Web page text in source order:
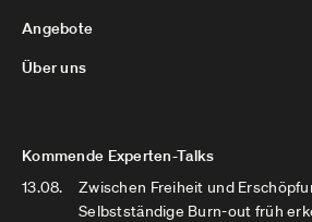
Angebote
Über uns
Kommende Experten-Talks
13.08.
Zwischen Freiheit und
Selbstständige Burn-out früh